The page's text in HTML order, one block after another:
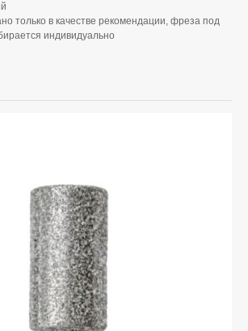
только в качестве рекомендации, фреза под
индивидуально